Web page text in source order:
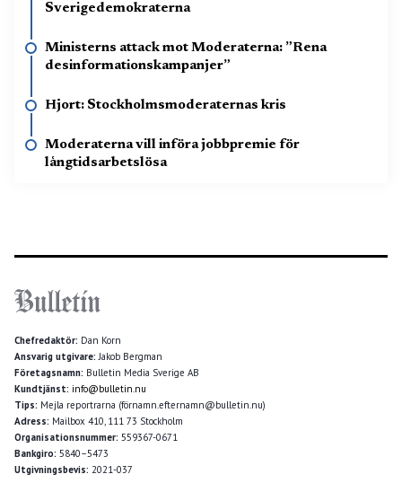
Sverigedemokraterna
Ministerns attack mot Moderaterna: ”Rena
desinformationskampanjer”
Hjort: Stockholmsmoderaternas kris
Moderaterna vill införa jobbpremie för
långtidsarbetslösa
Chefredaktör: Dan Korn
Ansvarig utgivare: Jakob Bergman
Företagsnamn: Bulletin Media Sverige AB
Kundtjänst: info@bulletin.nu
Tips: Mejla reportrarna (förnamn.efternamn@bulletin.nu)
Adress: Mailbox 410, 111 73 Stockholm
Organisationsnummer: 559367-0671
Bankgiro: 5840–5473
Utgivningsbevis: 2021-037